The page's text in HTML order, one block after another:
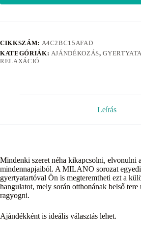
CIKKSZÁM: A4C2BC15AFAD
KATEGÓRIÁK: AJÁNDÉKOZÁS,
RELAXÁCIÓ
Leírás
Mindenki szeret néha kikapcsolni, elvonulni
mindennapjaiból. A MILANO sorozat
gyertyatartóval Ön is megteremtheti ezt a
hangulatot, mely során otthonának belső
ragyogni.
Ajándékként is ideális választás lehet.